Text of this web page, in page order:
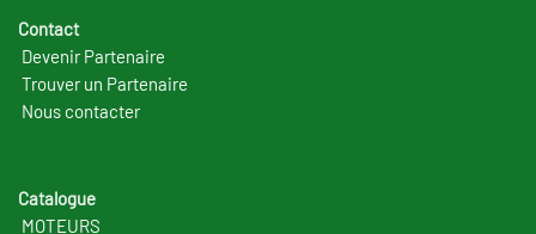
Contact
Devenir Partenaire
Trouver un Partenaire
Nous contacter
Catalogue
MOTEURS